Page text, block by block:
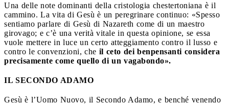
Una delle note dominanti della cristologia chestertoniana è il
cammino. La vita di Gesù è un peregrinare continuo: «Spesso
sentiamo parlare di Gesù di Nazareth come di un maestro
girovago; e c’è una verità vitale in questa opinione, se essa
vuole mettere in luce un certo atteggiamento contro il lusso e
contro le convenzioni, che il ceto dei benpensanti considera
precisamente come quello di un vagabondo».
IL SECONDO ADAMO
Gesù è l’Uomo Nuovo, il Secondo Adamo, e benché venendo